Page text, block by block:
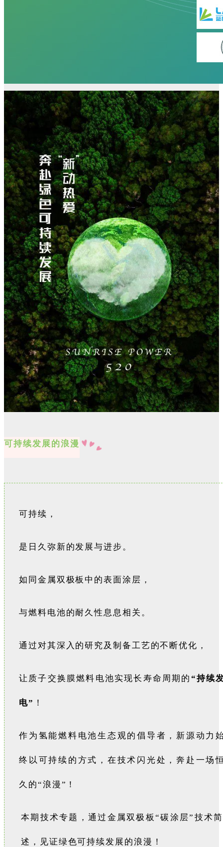
可持续发展的浪漫
可持续，
是日久弥新的发展与进步。
如同金属双极板中的表面涂层，
与燃料电池的耐久性息息相关。
通过对其深入的研究及制备工艺的不断优化，
让质子交换膜燃料电池实现长寿命周期的 “持续
电” ！
作为氢能燃料电池生态观的倡导者， 新源动力
终以可持续的方式，在技术闪光处，奔赴一场
久的“浪漫”！
本期技术专题，通过金属双极板“碳涂层”技术简
述，见证绿色可持续发展的浪漫！